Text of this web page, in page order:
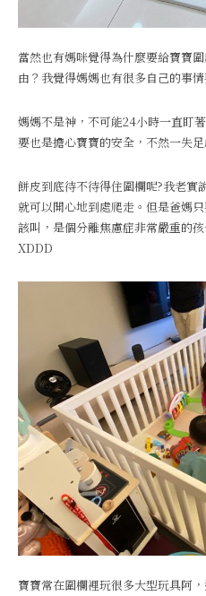
當然也有媽咪覺得為什麼要給寶寶
由？我覺得媽媽也有很多自己的事
媽媽不是神，不可能24小時一直盯
要也是擔心寶寶的安全，不然一失
餅皮到底待不待得住圍欄呢?我老實
就可以開心地到處爬走。但是爸媽
該叫，是個分離焦慮症非常嚴重的
XDDD
寶寶常在圍欄裡玩很多大型玩具阿